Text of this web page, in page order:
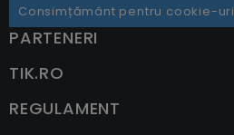
Consimțământ pentru cookie-uri
PARTENERI
TIK.RO
REGULAMENT